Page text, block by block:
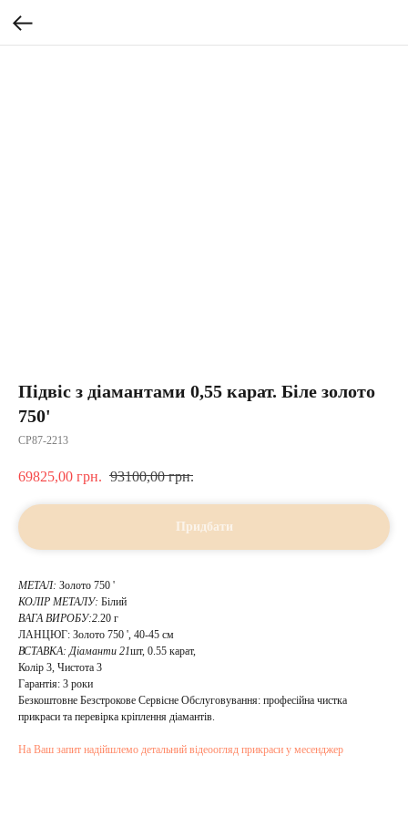
Підвіс з діамантами 0,55 карат. Біле золото
750'
CP87-2213
69825,00 грн. 93100,00 грн.
Придбати
МЕТАЛ: Золото 750 '
КОЛІР МЕТАЛУ: Білий
ВАГА ВИРОБУ:2.20 г
ЛАНЦЮГ: Золото 750 ', 40-45 см
ВСТАВКА: Діаманти 21шт, 0.55 карат,
Колір 3, Чистота 3
Гарантія: 3 роки
Безкоштовне Безстрокове Сервісне Обслуговування: професійна чистка
прикраси та перевірка кріплення діамантів.
На Ваш запит надійшлемо детальний відеоогляд прикраси у месенджер